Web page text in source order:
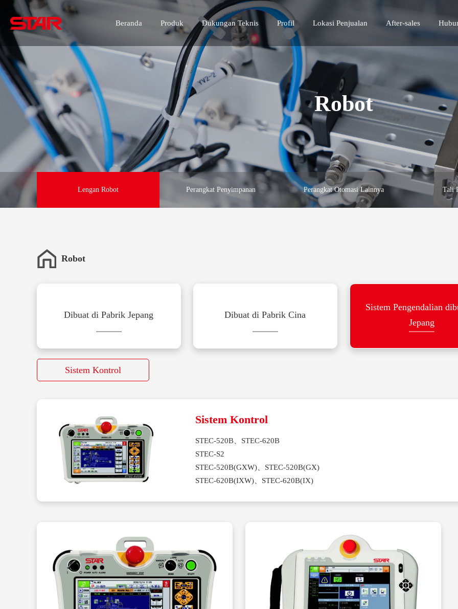
Beranda Produk Dukungan Teknis Profil Lokasi Penjualan After-sales
Robot
Lengan Robot Perangkat Penyimpanan Perangkat Otomasi Lainnya Tali
Robot
Dibuat di Pabrik Jepang Dibuat di Pabrik Cina
Sistem Pengendalian
Jepang
Sistem Kontrol
Sistem Kontrol
STEC-520B、STEC-620B
STEC-S2
STEC-520B(GXW)、STEC-520B(GX)
STEC-620B(IXW)、STEC-620B(IX)